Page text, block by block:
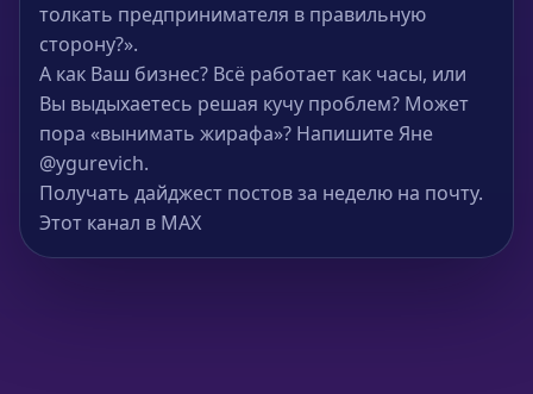
толкать предпринимателя в правильную
сторону?».
А как Ваш бизнес? Всё работает как часы, или
Вы выдыхаетесь решая кучу проблем? Может
пора «вынимать жирафа»? Напишите Яне
@ygurevich.
Получать дайджест постов за неделю на почту.
Этот канал в MAX